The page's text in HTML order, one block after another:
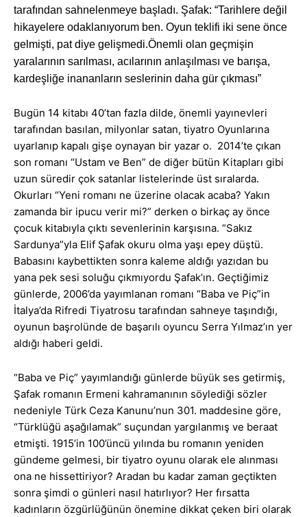
tarafından sahnelenmeye başladı. Şafak: “Tarihlere değil
hikayelere odaklanıyorum ben. Oyun teklifi iki sene önce
gelmişti, pat diye gelişmedi.Önemli olan geçmişin
yaralarının sarılması, acılarının anlaşılması ve barışa,
kardeşliğe inananların seslerinin daha gür çıkması”
Bugün 14 kitabı 40’tan fazla dilde, önemli yayınevleri
tarafından basılan, milyonlar satan, tiyatro Oyunlarına
uyarlanıp kapalı gişe oynayan bir yazar o. 2014’te çıkan
son romanı “Ustam ve Ben” de diğer bütün Kitapları gibi
uzun süredir çok satanlar listelerinde üst sıralarda.
Okurları “Yeni romanı ne üzerine olacak acaba? Yakın
zamanda bir ipucu verir mi?” derken o birkaç ay önce
çocuk kitabıyla çıktı sevenlerinin karşısına. “Sakız
Sardunya”yla Elif Şafak okuru olma yaşı epey düştü.
Babasını kaybettikten sonra kaleme aldığı yazıdan bu
yana pek sesi soluğu çıkmıyordu Şafak’ın. Geçtiğimiz
günlerde, 2006’da yayımlanan romanı “Baba ve Piç”in
İtalya’da Rifredi Tiyatrosu tarafından sahneye taşındığı,
oyunun başrolünde de başarılı oyuncu Serra Yılmaz’ın yer
aldığı haberi geldi.
“Baba ve Piç” yayımlandığı günlerde büyük ses getirmiş,
Şafak romanın Ermeni kahramanının söylediği sözler
nedeniyle Türk Ceza Kanunu’nun 301. maddesine göre,
“Türklüğü aşağılamak” suçundan yargılanmış ve beraat
etmişti. 1915’in 100’üncü yılında bu romanın yeniden
gündeme gelmesi, bir tiyatro oyunu olarak ele alınması
ona ne hissettiriyor? Aradan bu kadar zaman geçtikten
sonra şimdi o günleri nasıl hatırlıyor? Her fırsatta
kadınların özgürlüğünün önemine dikkat çeken biri olarak